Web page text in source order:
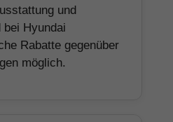
und
Hyundai
Rabatte gegenüber
möglich.